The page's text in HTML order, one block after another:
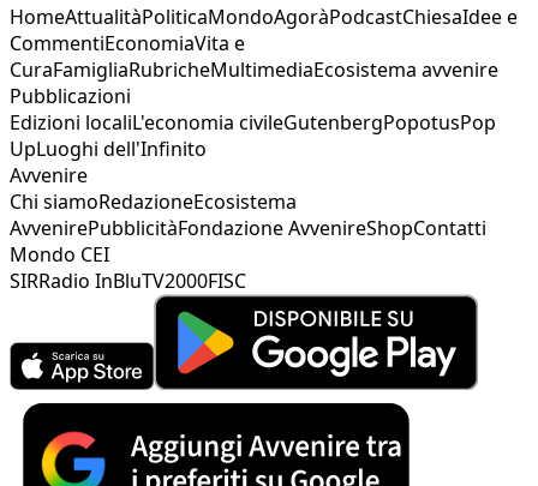
HomeAttualitàPoliticaMondoAgoràPodcastChiesaIdee e
CommentiEconomiaVita e
CuraFamigliaRubricheMultimediaEcosistema avvenire
Pubblicazioni
Edizioni localiL'economia civileGutenbergPopotusPop
UpLuoghi dell'Infinito
Avvenire
Chi siamoRedazioneEcosistema
AvvenirePubblicitàFondazione AvvenireShopContatti
Mondo CEI
SIRRadio InBluTV2000FISC